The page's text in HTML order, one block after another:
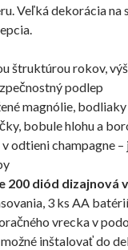
Veľká dekorácia na
štruktúrou rokov,
podlep
magnólie,
bobule hlohu a
odtieni champagne –
200 diód dizajnová
3 ks AA
vrecka v
inštalovať do